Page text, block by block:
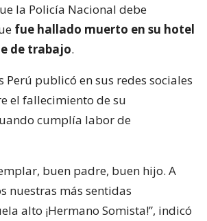
la Policía Nacional debe
fue hallado muerto en su hotel
de trabajo.
Perú publicó en sus redes sociales
el fallecimiento de su
cumplía labor de
buen padre, buen hijo. A
nuestras más sentidas
alto ¡Hermano Somista!”, indicó